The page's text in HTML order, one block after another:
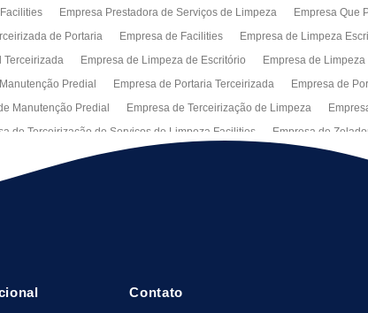
Empresa Prestadora de Serviços de Limpeza
Empresa Que
de Portaria Empresa de Facilities Empresa de Limpeza
Terceirizada Empresa de Limpeza de Escritório Empresa de
Predial Empresa de Portaria Terceirizada Empresa de
Manutenção Predial Empresa de Terceirização de Limpeza
de Terceirização de Serviços de Limpeza Facilities Empresa de
Manutenção Predial Rj
de Fachadas de Predios
Serviços da
Contato